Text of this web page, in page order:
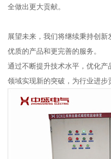
全做出更大贡献。
展望未来，我们将继续秉持创
优质的产品和更完善的服务。
通过不断提升技术水平，优化
领域实现新的突破，为行业进步